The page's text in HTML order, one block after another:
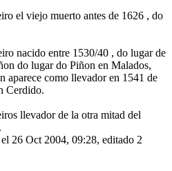
el viejo muerto antes de 1626 , do
nacido entre 1530/40 , do lugar de
do lugar do Piñon en Malados,
aparece como llevador en 1541 de
Cerdido.
llevador de la otra mitad del
el 26 Oct 2004, 09:28, editado 2